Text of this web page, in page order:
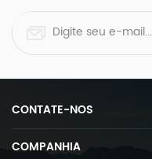
CONTATE-NOS
COMPANHIA